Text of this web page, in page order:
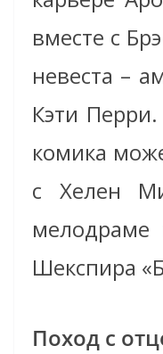
вместе с
невеста –
Кэти
комика
с Хелен
Шекспира
Поход с